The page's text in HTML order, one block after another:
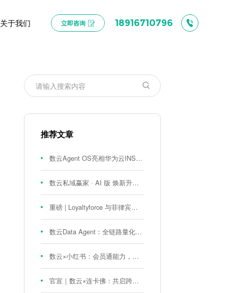
关于我们 立即咨询 18916710796
推荐文章
数云Agent OS亮相华为云INSPIRE创想者大会：以AI重构消费者运营与零售营销新范式
数云私域赢家 · AI 版 焕新升级！
重磅 | Loyaltyforce 与菲律宾零售巨头 SM 集团达成战略合作，携手开启 SMAC 会员数智化运营新征程
数云Data Agent：全链路量化评测体系，炼就零售数据分析精准力
数云×小红书：会员通能力，重磅发布！
官宣｜数云×连卡佛：共启跨境会员运营新征程，重塑消费联结新体验